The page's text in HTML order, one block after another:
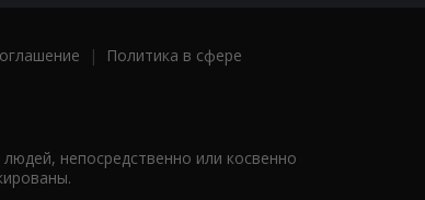
|
Политика в сфере
непосредственно или косвенно